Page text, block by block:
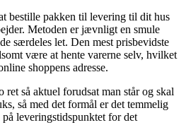
bestille pakken til levering til dit hus
Metoden er jævnligt en smule
særdeles let. Den mest prisbevidste
være at hente varerne selv, hvilket
shoppens adresse.
ret så aktuel forudsat man står og skal
så med det formål er det temmelig
leveringstidspunktet for det